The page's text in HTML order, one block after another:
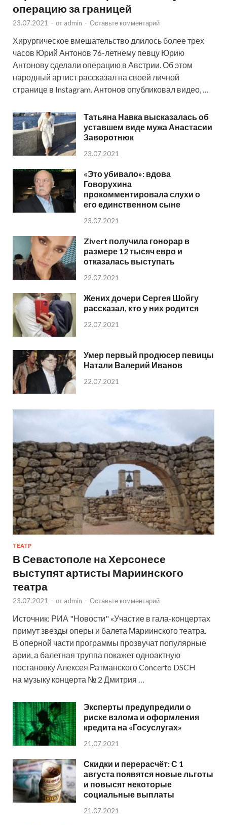
операцию за границей
23.07.2021 - от admin - Оставьте комментарий
Хирургическое вмешательство длилось более трех
часов Юрий Антонов 76-летнему певцу Юрию
Антонову сделали операцию в Австрии. Об этом
народный артист рассказал на своей личной
странице в Instagram. Антонов опубликовал видео, …
Татьяна Навка высказалась об
уставшем виде мужа Анастасии
Заворотнюк
23.07.2021
«Это убивало»: вдова
Говорухина
прокомментировала слухи о
его единственном сыне
23.07.2021
Zivert получила гонорар в
размере 12 тысяч евро и
отказалась выступать
22.07.2021
Жених дочери Сергея Шойгу
рассказал, кто у них родится
22.07.2021
Умер первый продюсер певицы
Натали Валерий Иванов
22.07.2021
ТЕАТР
В Севастополе на Херсонесе
выступят артисты Мариинского
театра
23.07.2021 - от admin - Оставьте комментарий
Источник: РИА "Новости" «Участие в гала-концертах
примут звезды оперы и балета Мариинского театра.
В оперной части программы прозвучат популярные
арии, а балетная труппа покажет одноактную
постановку Алексея Ратманского Concerto DSCH
на музыку концерта № 2 Дмитрия …
Эксперты предупредили о
риске взлома и оформления
кредита на «Госуслугах»
21.07.2021
Скидки и перерасчёт: С 1
августа появятся новые льготы
и повысят некоторые
социальные выплаты
21.07.2021